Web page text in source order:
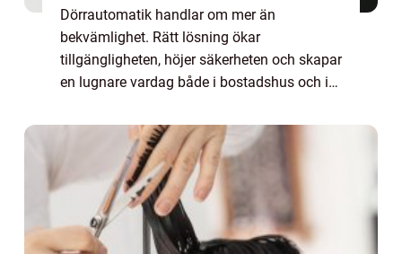
Dörrautomatik handlar om mer än
bekvämlighet. Rätt lösning ökar
tillgängligheten, höjer säkerheten och skapar
en lugnare vardag både i bostadshus och i
moderna entrélösningar har blivit en naturlig